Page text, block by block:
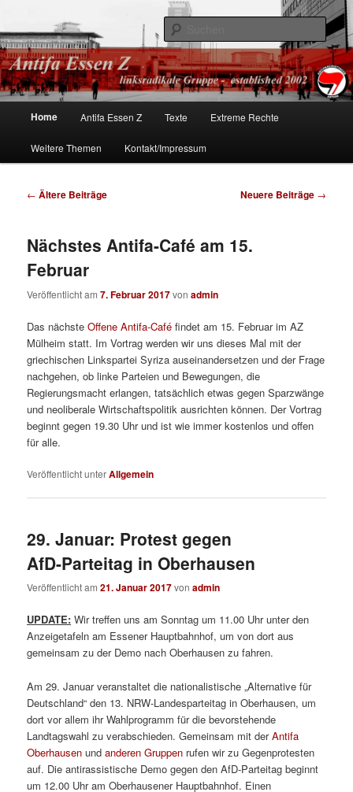
Antifa Essen
linksradikale Gruppe – established 2002
Hauptmenü
Zum
Inhalt
wechseln
Zum
sekundären
Inhalt
Home Antifa Essen Z Texte Extreme Rechte
Weitere Themen Kontakt/Impressum
Beitrags-
← Ältere Beiträge Neuere Beiträge →
Nächstes Antifa-Café am 15.
Februar
Veröffentlicht am7. Februar 2017vonadmin
Das nächsteOffene Antifa-Caféfindet am 15. Februar im AZ
Mülheim statt. Im Vortrag werden wir uns dieses Mal mit der
griechischen Linkspartei Syriza auseinandersetzen und der Frage
nachgehen, ob linke Parteien und Bewegungen, die
Regierungsmacht erlangen, tatsächlich etwas gegen Sparzwänge
und neoliberale Wirtschaftspolitik ausrichten können. Der Vortrag
beginnt gegen 19.30 Uhr und ist wie immer kostenlos und offen
für alle.
Veröffentlicht unterAllgemein
29. Januar: Protest gegen
AfD-Parteitag in Oberhausen
Veröffentlicht am21. Januar 2017vonadmin
UPDATE: Wir treffen uns am Sonntag um 11.00 Uhr unter den
Anzeigetafeln am Essener Hauptbahnhof, um von dort aus
gemeinsam zu der Demo nach Oberhausen zu fahren.
Am 29. Januar veranstaltet die nationalistische „Alternative für
Deutschland“ den 13. NRW-Landesparteitag in Oberhausen, um
dort vor allem ihr Wahlprogramm für die bevorstehende
Landtagswahl zu verabschieden. Gemeinsam mit derAntifa
Oberhausen undanderen Gruppen rufen wir zu Gegenprotesten
auf. Die antirassistische Demo gegen den AfD-Parteitag beginnt
um 12.00 Uhr am Oberhausener Hauptbahnhof. Einen